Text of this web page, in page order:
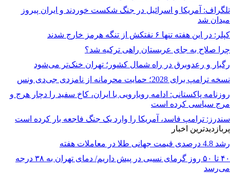
تلگراف: آمریکا و اسرائیل در جنگ شکست خوردند و ایران پیروز
میدان شد
کپلر: در این هفته تنها ۶ نفتکش از تنگه هرمز خارج شدند
چرا صلاح به جای عربستان راهی ترکیه شد؟
رگبار و رعدوبرق در راه شمال کشور؛ تهران خنک‌تر می‌شود
نسخه ترامپ برای 2028؛ حمایت محرمانه از نامزدی جی‌دی ونس
روزنامه پاکستانی: ادامه رویارویی با ایران، کاخ سفید را دچار هرج و
مرج سیاسی کرده است
سندرز: ترامپ فاسد، آمریکا را وارد یک جنگ فاجعه بار کرده است
پربازدیدترین اخبار
رشد 4.8 درصدی قیمت جهانی طلا در معاملات هفته
۴۰ تا ۵۰ روز گرمای نسبی در پیش داریم/ دمای تهران به ۳۸ درجه
می‌رسد